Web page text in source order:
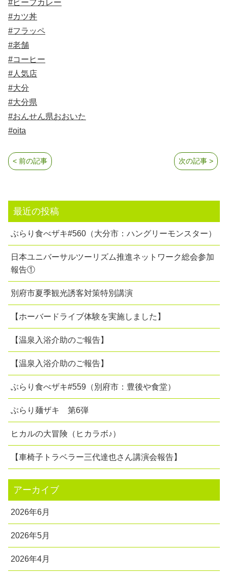
#ビーフカレー
#カツ丼
#フラッペ
#老舗
#コーヒー
#人気店
#大分
#大分県
#おんせん県おおいた
#oita
次の記事 >
< 前の記事
最近の投稿
ぶらり食べザキ#560（大分市：ハングリーモンスター）
日本ユニバーサルツーリズム推進ネットワーク総会参加
報告①
別府市夏季観光誘客対策特別講演
【ホーバードライブ体験を実施しました】
【温泉入浴介助のご報告】
【温泉入浴介助のご報告】
ぶらり食べザキ#559（別府市：豊後や食堂）
ぶらり麺ザキ 第6弾
ヒカルの大冒険（ヒカラボ♪）
【車椅子トラベラー三代達也さん講演会報告】
アーカイブ
2026年6月
2026年5月
2026年4月